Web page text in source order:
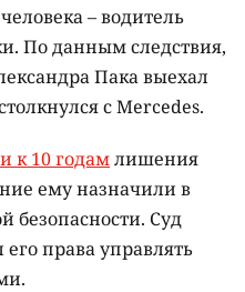
– водитель
По данным следствия,
Пака выехал
с Mercedes.
к 10 годамлишения
ему назначили в
Суд
права управлять